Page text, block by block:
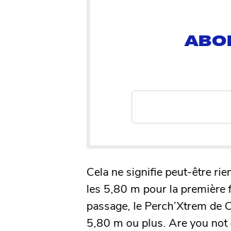
Cela ne signifie peut-être
les 5,80 m pour la première
passage, le Perch’Xtrem
5,80 m ou plus. Are you not